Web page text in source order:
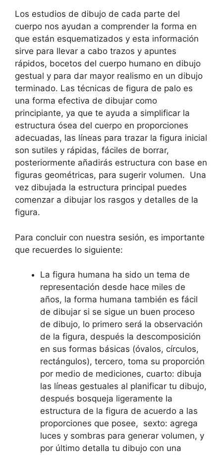
Los estudios de dibujo de cada parte del
cuerpo nos ayudan a comprender la forma en
que están esquematizados y esta información
sirve para llevar a cabo trazos y apuntes
rápidos, bocetos del cuerpo humano en dibujo
gestual y para dar mayor realismo en un dibujo
terminado. Las técnicas de figura de palo es
una forma efectiva de dibujar como
principiante, ya que te ayuda a simplificar la
estructura ósea del cuerpo en proporciones
adecuadas, las líneas para trazar la figura inicial
son sutiles y rápidas, fáciles de borrar,
posteriormente añadirás estructura con base en
figuras geométricas, para sugerir volumen. Una
vez dibujada la estructura principal puedes
comenzar a dibujar los rasgos y detalles de la
figura.
Para concluir con nuestra sesión, es importante
que recuerdes lo siguiente:
La figura humana ha sido un tema de
representación desde hace miles de
años, la forma humana también es fácil
de dibujar si se sigue un buen proceso
de dibujo, lo primero será la observación
de la figura, después la descomposición
en sus formas básicas (óvalos, círculos,
rectángulos), tercero, toma su proporción
por medio de mediciones, cuarto: dibuja
las líneas gestuales al planificar tu dibujo,
después bosqueja ligeramente la
estructura de la figura de acuerdo a las
proporciones que posee, sexto: agrega
luces y sombras para generar volumen, y
por último detalla tu dibujo con una